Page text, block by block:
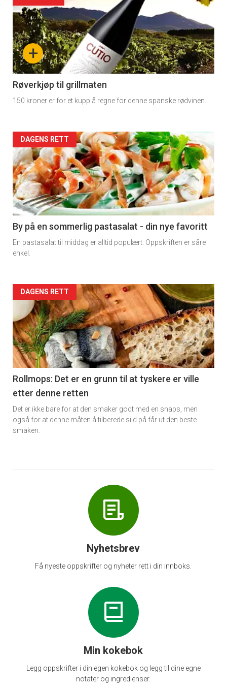
akkurat
nå
-
4
+
Røverkjøp til grillmaten
150 kroner er for et kupp å regne for denne spanske rødvinen.
Forsiden
akkurat
nå
-
5
DAGENS RETT
By på en sommerlig pastasalat - din nye favoritt
En pastasalat til middag er alltid populært. Oppskriften er såre
enkel.
Forsiden
akkurat
nå
-
6
DAGENS RETT
Rollmops: Det er en grunn til at tyskere er ville
etter denne retten
Det er ikke bare for at den smaker godt med en snaps, men
også for at denne måten å tilberede sild på får ut den beste
smaken.
Nyhetsbrev
Få nyeste oppskrifter og nyheter rett i din innboks.
Min kokebok
Legg oppskrifter i din egen kokebok og legg til dine egne
notater og ingredienser.